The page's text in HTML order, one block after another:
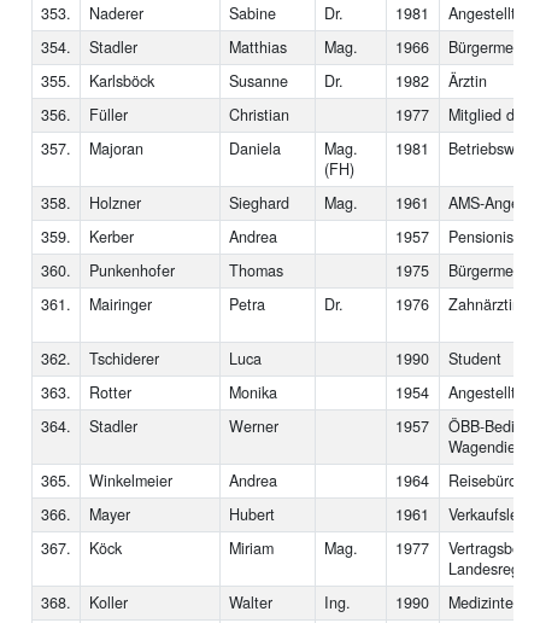
353. Naderer Sabine Dr. 1981
Angestellte
354.
Stadler Matthias Mag. 1966
355.
Karlsböck Susanne Dr. 1982
Ärztin
356.
Füller Christian 1977
Mitglied des
357.
Majoran Daniela
Mag.
(FH)
1981 Betriebswirtin
358. Holzner Sieghard Mag. 1961
AMS-
359.
Kerber Andrea 1957
Pensionistin
360.
Punkenhofer Thomas 1975
361.
Mairinger Petra Dr. 1976 Zahnärztin
362. Tschiderer Luca 1990
Student
363.
Rotter Monika 1954
Angestellte
364.
Stadler Werner 1957
ÖBB-
Wagendienst
365.
Winkelmeier Andrea 1964
Reisebüro-
366.
Mayer Hubert 1961
Verkaufsleiter
367.
Köck Miriam Mag. 1977
368.
Koller Walter Ing. 1990